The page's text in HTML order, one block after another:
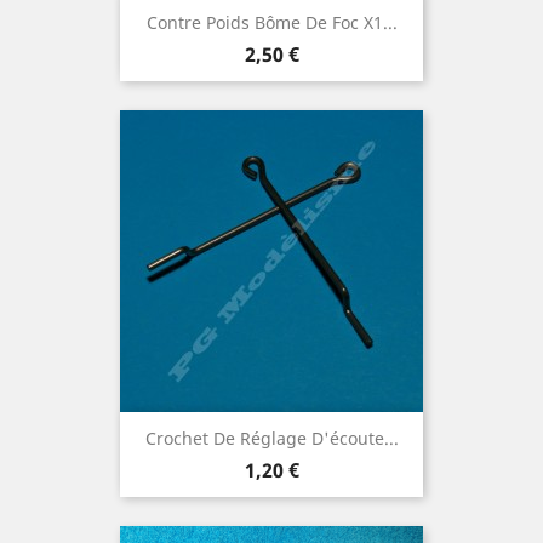
Contre Poids Bôme De Foc X1...
Prix
2,50 €
Crochet De Réglage D'écoute...
Prix
1,20 €